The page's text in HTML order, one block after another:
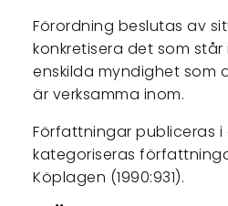
Förordning beslutas av
konkretisera det som
enskilda myndighet som
är verksamma inom.
Författningar publiceras i
kategoriseras
Köplagen (1990:931).